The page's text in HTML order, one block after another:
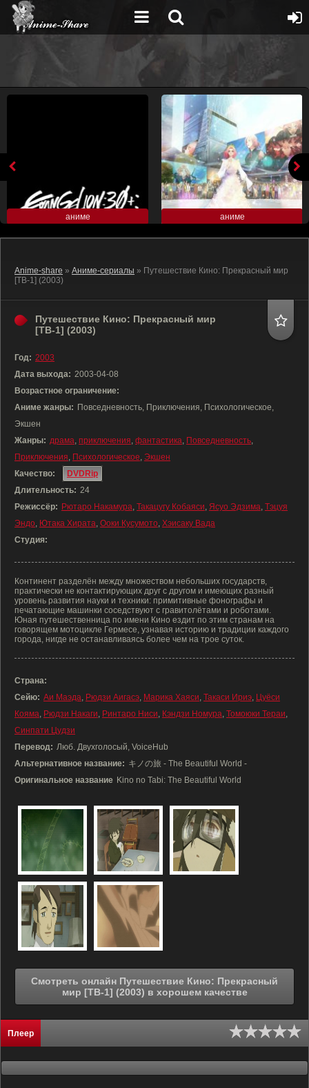
аниме аниме
Anime-share » Аниме-сериалы » Путешествие Кино: Прекрасный мир
[ТВ-1] (2003)
Путешествие Кино: Прекрасный мир
[ТВ-1] (2003)
Год: 2003
Дата выхода: 2003-04-08
Возрастное ограничение:
Аниме жанры: Повседневность, Приключения, Психологическое,
Экшен
Жанры: драма, приключения, фантастика, Повседневность,
Приключения, Психологическое, Экшен
Качество:
DVDRip
Длительность: 24
Режиссёр: Рютаро Накамура, Такацугу Кобаяси, Ясуо Эдзима, Тэцуя
Эндо, Ютака Хирата, Ооки Кусумото, Хэисаку Вада
Студия:
Континент разделён между множеством небольших государств,
практически не контактирующих друг с другом и имеющих разный
уровень развития науки и техники: примитивные фонографы и
печатающие машинки соседствуют с гравитолётами и роботами.
Юная путешественница по имени Кино ездит по этим странам на
говорящем мотоцикле Гермесе, узнавая историю и традиции каждого
города, нигде не останавливаясь более чем на трое суток.
Страна:
Сейю: Аи Маэда, Рюдзи Аигасэ, Марика Хаяси, Такаси Ириэ, Цуёси
Кояма, Рюдзи Накаги, Ринтаро Ниси, Кэндзи Номура, Томоюки Тераи,
Синпати Цудзи
Перевод: Люб. Двухголосый, VoiceHub
Альтернативное название: キノの旅 - The Beautiful World -
Оригинальное название Kino no Tabi: The Beautiful World
Смотреть онлайн Путешествие Кино: Прекрасный
мир [ТВ-1] (2003) в хорошем качестве
Плеер